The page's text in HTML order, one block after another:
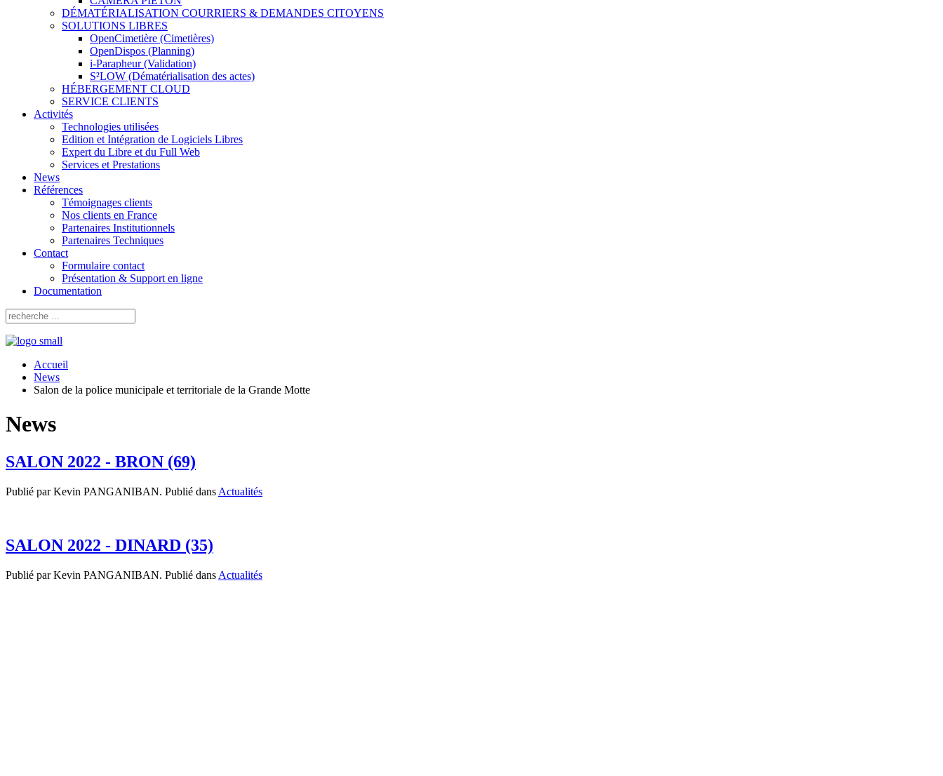
DÉMATÉRIALISATION COURRIERS & DEMANDES CITOYENS
SOLUTIONS LIBRES
OpenCimetière (Cimetières)
OpenDispos (Planning)
i-Parapheur (Validation)
S²LOW (Dématérialisation des actes)
HÉBERGEMENT CLOUD
SERVICE CLIENTS
Activités
Technologies utilisées
Edition et Intégration de Logiciels Libres
Expert du Libre et du Full Web
Services et Prestations
News
Références
Témoignages clients
Nos clients en France
Partenaires Institutionnels
Partenaires Techniques
Contact
Formulaire contact
Présentation & Support en ligne
Documentation
Accueil
News
Salon de la police municipale et territoriale de la Grande Motte
News
SALON 2022 - BRON (69)
Publié par Kevin PANGANIBAN. Publié dans Actualités
SALON 2022 - DINARD (35)
Publié par Kevin PANGANIBAN. Publié dans Actualités